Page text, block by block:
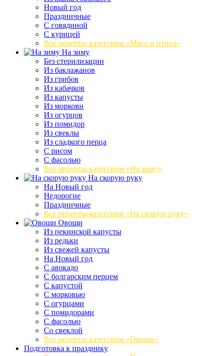
Новый год
Праздничные
С говядиной
С курицей
Все рецепты категории «Мясо и птица»
На зиму
Без стерилизации
Из баклажанов
Из грибов
Из кабачков
Из капусты
Из моркови
Из огурцов
Из помидор
Из свеклы
Из сладкого перца
С рисом
С фасолью
Все рецепты категории «На зиму»
На скорую руку
На Новый год
Недорогие
Праздничные
Все рецепты категории «На скорую руку»
Овощи
Из пекинской капусты
Из редьки
Из свежей капусты
На Новый год
С авокадо
С болгарским перцем
С капустой
С морковью
С огурцами
С помидорами
С фасолью
Со свеклой
Все рецепты категории «Овощи»
Подготовка к празднику